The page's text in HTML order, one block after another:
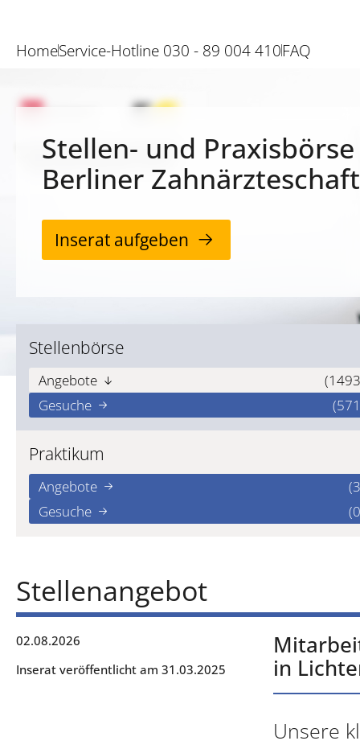
HomeService-Hotline 030 - 89 004 410FAQ
Stellen- und
Berliner Zahnärzteschaft
Inserat aufgeben
Stellenbörse
Angebote
Gesuche
Praktikum
Angebote
Gesuche
Stellenangebot
02.08.2026
Inserat veröffentlicht am 31.03.2025
in
Unsere